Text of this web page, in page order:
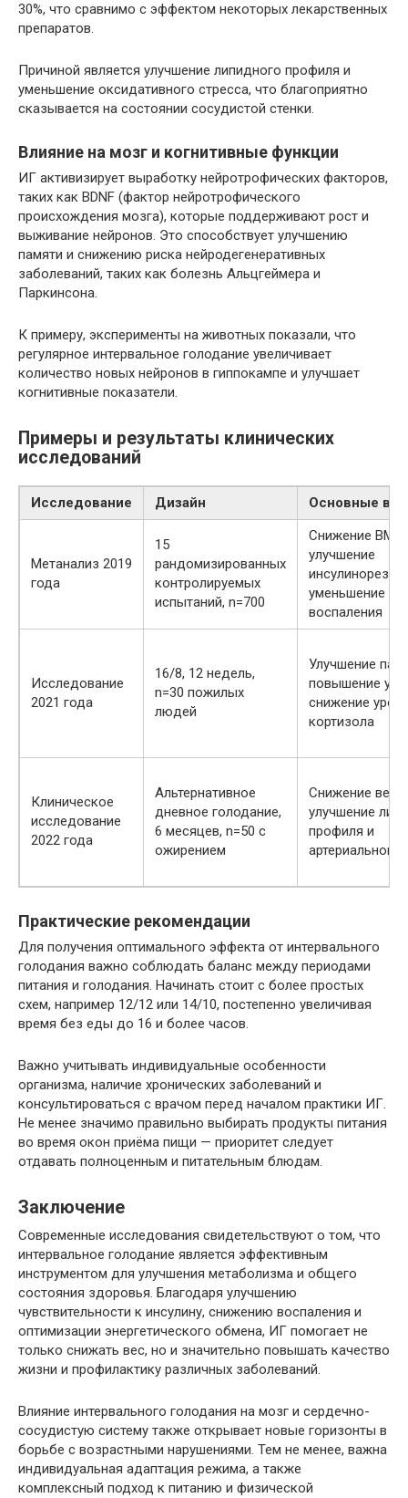
30%, что сравнимо с эффектом некоторых лекарственных
препаратов.
Причиной является улучшение липидного профиля и
уменьшение оксидативного стресса, что благоприятно
сказывается на состоянии сосудистой стенки.
Влияние на мозг и когнитивные функции
ИГ активизирует выработку нейротрофических факторов,
таких как BDNF (фактор нейротрофического
происхождения мозга), которые поддерживают рост и
выживание нейронов. Это способствует улучшению
памяти и снижению риска нейродегенеративных
заболеваний, таких как болезнь Альцгеймера и
Паркинсона.
К примеру, эксперименты на животных показали, что
регулярное интервальное голодание увеличивает
количество новых нейронов в гиппокампе и улучшает
когнитивные показатели.
Примеры и результаты клинических
исследований
Исследование Дизайн Основные
Метанализ 2019
года
15
рандомизированных
контролируемых
испытаний, n=700
Снижение BMI,
улучшение
уменьшение
воспаления
Исследование
2021 года
16/8, 12 недель,
n=30 пожилых
людей
Улучшение
повышение
снижение
кортизола
Клиническое
исследование
2022 года
Альтернативное
дневное голодание,
6 месяцев, n=50 с
ожирением
Снижение веса,
улучшение
профиля и
артериального
Практические рекомендации
Для получения оптимального эффекта от интервального
голодания важно соблюдать баланс между периодами
питания и голодания. Начинать стоит с более простых
схем, например 12/12 или 14/10, постепенно увеличивая
время без еды до 16 и более часов.
Важно учитывать индивидуальные особенности
организма, наличие хронических заболеваний и
консультироваться с врачом перед началом практики ИГ.
Не менее значимо правильно выбирать продукты питания
во время окон приёма пищи — приоритет следует
отдавать полноценным и питательным блюдам.
Заключение
Современные исследования свидетельствуют о том, что
интервальное голодание является эффективным
инструментом для улучшения метаболизма и общего
состояния здоровья. Благодаря улучшению
чувствительности к инсулину, снижению воспаления и
оптимизации энергетического обмена, ИГ помогает не
только снижать вес, но и значительно повышать качество
жизни и профилактику различных заболеваний.
Влияние интервального голодания на мозг и сердечно-
сосудистую систему также открывает новые горизонты в
борьбе с возрастными нарушениями. Тем не менее, важна
индивидуальная адаптация режима, а также
комплексный подход к питанию и физической